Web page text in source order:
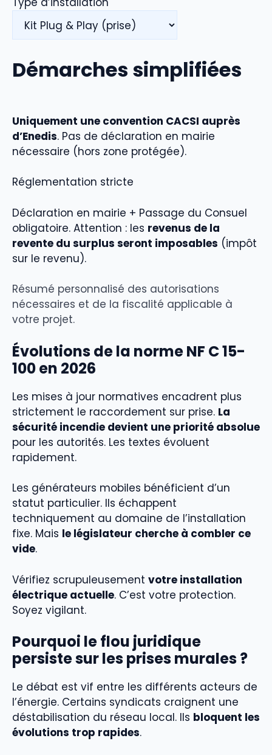
Démarches simplifiées
Uniquement une convention CACSI auprès
d’Enedis. Pas de déclaration en mairie
nécessaire (hors zone protégée).
Réglementation stricte
Déclaration en mairie + Passage du Consuel
obligatoire. Attention : les revenus de la
revente du surplus seront imposables (impôt
sur le revenu).
Résumé personnalisé des autorisations
nécessaires et de la fiscalité applicable à
votre projet.
Évolutions de la norme NF C 15-
100 en 2026
Les mises à jour normatives encadrent plus
strictement le raccordement sur prise. La
sécurité incendie devient une priorité absolue
pour les autorités. Les textes évoluent
rapidement.
Les générateurs mobiles bénéficient d’un
statut particulier. Ils échappent
techniquement au domaine de l’installation
fixe. Mais le législateur cherche à combler ce
vide.
Vérifiez scrupuleusement votre installation
électrique actuelle. C’est votre protection.
Soyez vigilant.
Pourquoi le flou juridique
persiste sur les prises murales ?
Le débat est vif entre les différents acteurs de
l’énergie. Certains syndicats craignent une
déstabilisation du réseau local. Ils bloquent les
évolutions trop rapides.